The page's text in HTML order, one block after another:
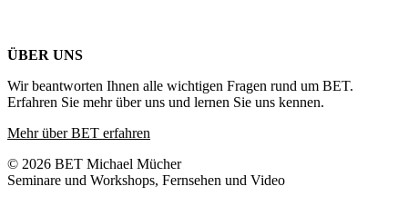
ÜBER UNS
Wir beantworten Ihnen alle wichtigen Fragen rund um BET.
Erfahren Sie mehr über uns und lernen Sie uns kennen.
Mehr über BET erfahren
© 2026 BET Michael Mücher
Seminare und Workshops, Fernsehen und Video